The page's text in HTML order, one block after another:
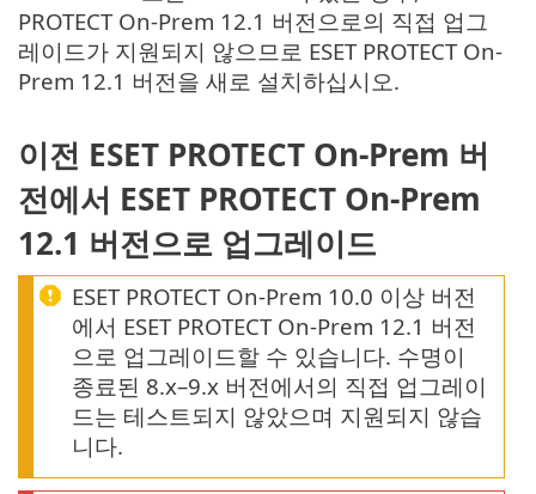
PROTECT On-Prem 12.1 버전으로의 직접 업그
레이드가 지원되지 않으므로 ESET PROTECT On-
Prem 12.1 버전을 새로 설치하십시오.
이전 ESET PROTECT On-Prem 버
전에서 ESET PROTECT On-Prem
12.1 버전으로 업그레이드
ESET PROTECT On-Prem 10.0 이상 버전
에서 ESET PROTECT On-Prem 12.1 버전
으로 업그레이드할 수 있습니다. 수명이
종료된 8.x–9.x 버전에서의 직접 업그레이
드는 테스트되지 않았으며 지원되지 않습
니다.